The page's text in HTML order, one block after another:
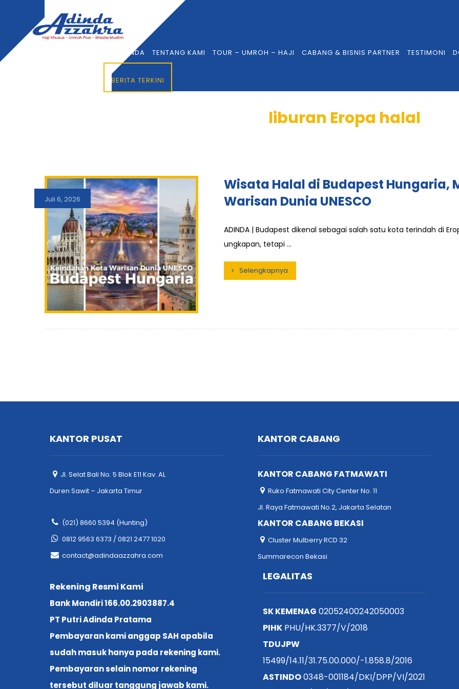
BERANDA TENTANG KAMI TOUR – UMROH – HAJI CABANG & BISNIS PARTNER TESTIMONI
BERITA TERKINI
liburan Eropa halal
Wisata Halal di Budapest Hungaria,
Warisan Dunia UNESCO
Juli 6, 2026
ADINDA | Budapest dikenal sebagai salah satu kota terindah di
ungkapan, tetapi ...
Selengkapnya
KANTOR PUSAT
Jl. Selat Bali No. 5 Blok E11 Kav. AL
Duren Sawit – Jakarta Timur
(021) 8660 5394 (Hunting)
0812 9563 6373 / 0821 2477 1020
contact@adindaazzahra.com
Rekening Resmi Kami
Bank Mandiri 166.00.2903887.4
PT Putri Adinda Pratama
Pembayaran kami anggap SAH apabila
sudah masuk hanya pada rekening kami.
Pembayaran selain nomor rekening
tersebut diluar tanggung jawab kami.
KANTOR CABANG
KANTOR CABANG FATMAWATI
Ruko Fatmawati City Center No. 11
Jl. Raya Fatmawati No.2, Jakarta Selatan
KANTOR CABANG BEKASI
Cluster Mulberry RCD 32
Summarecon Bekasi
LEGALITAS
SK KEMENAG 02052400242050003
PIHKPHU/HK.3377/V/2018
TDUJPW
15499/14.11/31.75.00.000/-1.858.8/2016
ASTINDO0348-001184/DKI/DPP/VI/2021